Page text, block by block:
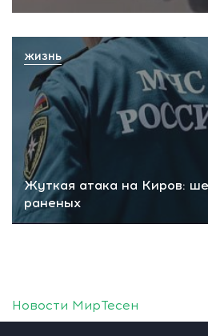
Жуткая атака на Киров:
раненых
ЖИЗНЬ
Новости МирТесен